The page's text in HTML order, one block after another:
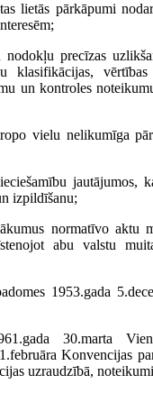
lietās pārkāpumi
precīzas
klasifikācijas,
un kontroles
vielu nelikumīga
jautājumos,
izpildīšanu;
normatīvo aktu
abu valstu
1953.gada
30.marta
Konvencijas
uzraudzībā,